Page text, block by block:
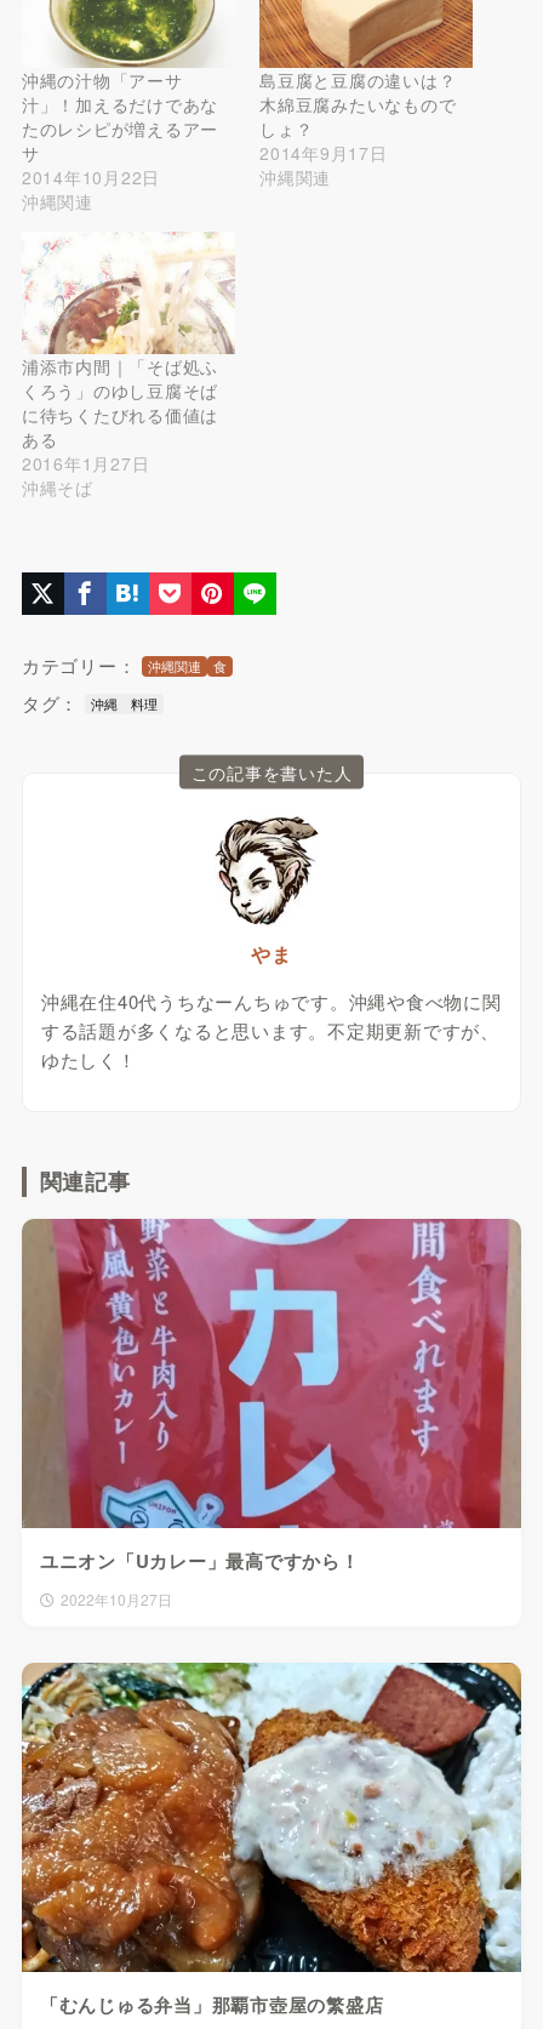
沖縄の汁物「アーサ
汁」！加えるだけであな
たのレシピが増えるアー
サ
2014年10月22日
沖縄関連
島豆腐と豆腐の違いは？
木綿豆腐みたいなもので
しょ？
2014年9月17日
沖縄関連
浦添市内間｜「そば処ふ
くろう」のゆし豆腐そば
に待ちくたびれる価値は
ある
2016年1月27日
沖縄そば
カテゴリー： 沖縄関連 食
タグ： 沖縄 料理
この記事を書いた人
やま
沖縄在住40代うちなーんちゅです。沖縄や食べ物に関
する話題が多くなると思います。不定期更新ですが、
ゆたしく！
関連記事
ユニオン「Uカレー」最高ですから！
2022年10月27日
「むんじゅる弁当」那覇市壺屋の繁盛店